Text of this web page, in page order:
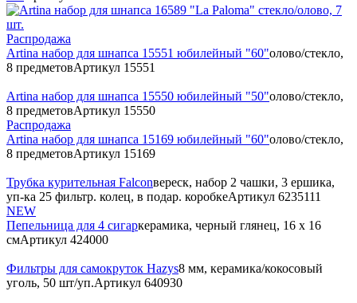
Распродажа
Artina набор для шнапса 15551 юбилейный "60"олово/стекло,
8 предметовАртикул 15551
Artina набор для шнапса 15550 юбилейный "50"олово/стекло,
8 предметовАртикул 15550
Распродажа
Artina набор для шнапса 15169 юбилейный "60"олово/стекло,
8 предметовАртикул 15169
Трубка курительная Falconвереск, набор 2 чашки, 3 ершика,
уп-ка 25 фильтр. колец, в подар. коробкеАртикул 6235111
NEW
Пепельница для 4 сигаркерамика, черный глянец, 16 х 16
смАртикул 424000
Фильтры для самокруток Hazys8 мм, керамика/кокосовый
уголь, 50 шт/уп.Артикул 640930